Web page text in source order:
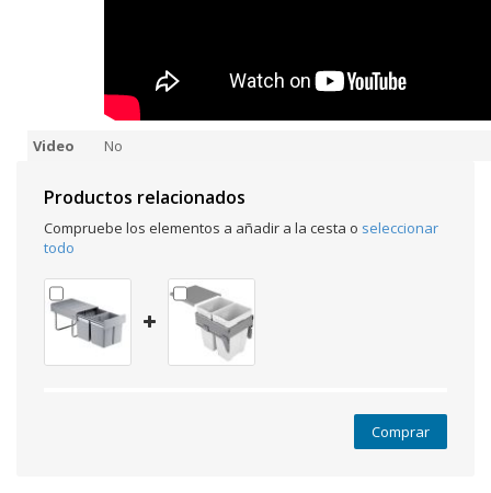
Video No
Productos relacionados
Compruebe los elementos a añadir a la cesta o seleccionar
todo
Comprar